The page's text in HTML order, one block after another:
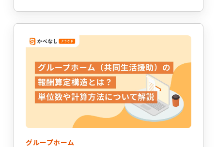
職員向け動画研修サー
テーマからコラムを探す
経営運営
開業準備 報酬改定
グループホーム